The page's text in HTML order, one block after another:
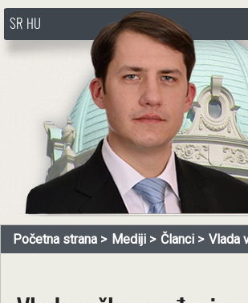
http://www.pasztorbalint.rs/sr
SR HU
Početna strana Mediji Članci Vlada